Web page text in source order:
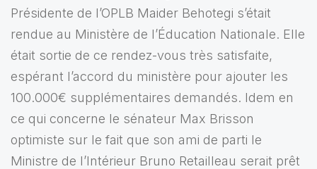
Présidente de l’OPLB Maider Behotegi s’était
rendue au Ministère de l’Éducation Nationale. Elle
était sortie de ce rendez-vous très satisfaite,
espérant l’accord du ministère pour ajouter les
100.000€ supplémentaires demandés. ldem en
ce qui concerne le sénateur Max Brisson
optimiste sur le fait que son ami de parti le
Ministre de l’lntérieur Bruno Retailleau serait prêt